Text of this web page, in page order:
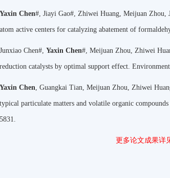
Yaxin Chen#, Jiayi Gao#, Zhiwei Huang, Meijuan Zhou,
atom active centers for catalyzing abatement of
Junxiao Chen#,Yaxin Chen#, Meijuan Zhou, Zhiwei
reduction catalysts by optimal support effect.
Yaxin Chen, Guangkai Tian, Meijuan Zhou, Zhiwei
typical particulate matters and volatile organic
5831.
更多论文成果详